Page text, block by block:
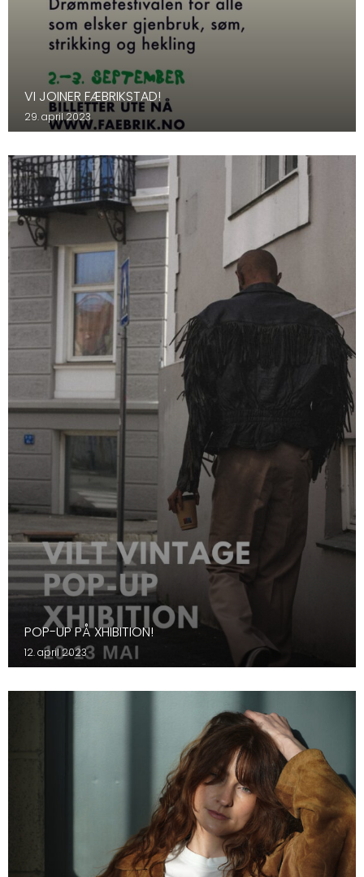
VI JOINER FÆBRIKSTAD!
29. april 2023
POP-UP PÅ XHIBITION!
12. april 2023